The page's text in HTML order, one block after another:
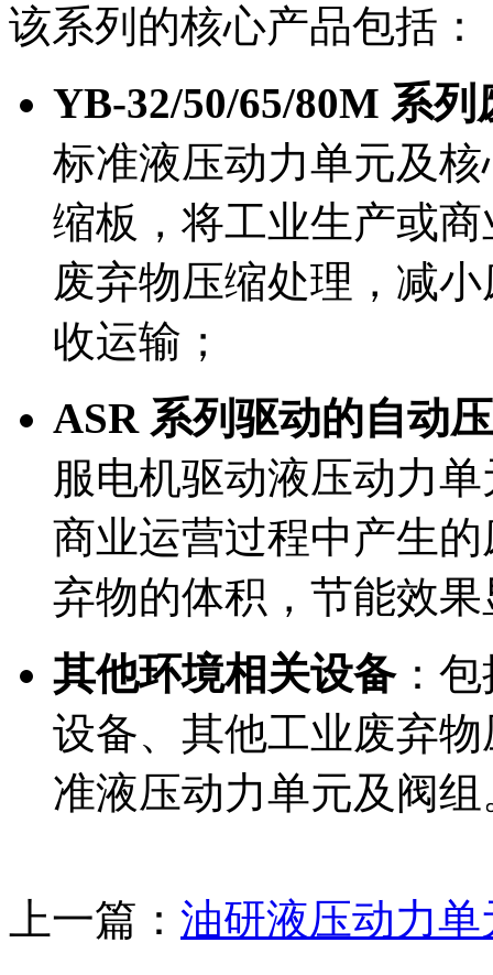
该系列的核心产品包括：
YB-32/50/65/80M 系
标准液压动力单元及
缩板，将工业生产或
废弃物压缩处理，减
收运输；
ASR 系列驱动的自动
服电机驱动液压动力
商业运营过程中产生
弃物的体积，节能效
其他环境相关设备：包
设备、其他工业废弃
准液压动力单元及阀组
上一篇： 油研液压动力单